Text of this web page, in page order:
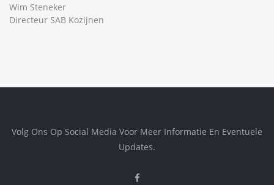
Wim Steneker
Directeur SAB Kozijnen
Volg Ons Op Social Media Voor Meer Informatie En Eventuele
Updates.